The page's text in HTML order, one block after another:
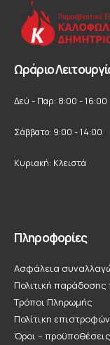
Ωράριο
Δεύ - Παρ: 8:00 - 16:00
Σάββατο: 9:00 - 14:00
Κυριακή: Κλειστά
Πληροφορίες
Ασφάλεια
Πολιτική παράδοσης
Τρόποι Πληρωμής
Πολίτικη
Όροι – προϋποθέσεις